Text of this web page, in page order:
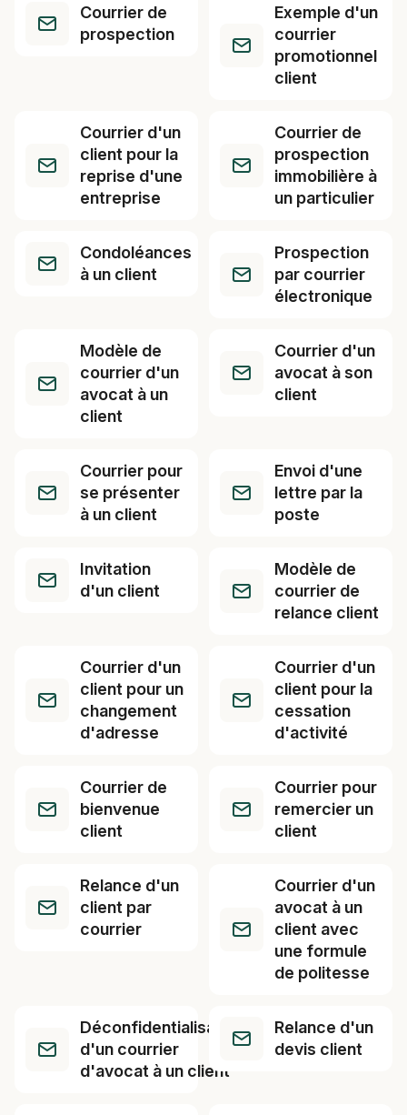
Courrier de
prospection
Exemple d'un
courrier
promotionnel
client
Courrier d'un
client pour la
reprise d'une
entreprise
Courrier de
prospection
immobilière à
un particulier
Condoléances
à un client
Prospection
par courrier
électronique
Modèle de
courrier d'un
avocat à un
client
Courrier d'un
avocat à son
client
Courrier pour
se présenter
à un client
Envoi d'une
lettre par la
poste
Invitation
d'un client
Modèle de
courrier de
relance client
Courrier d'un
client pour un
changement
d'adresse
Courrier d'un
client pour la
cessation
d'activité
Courrier de
bienvenue
client
Courrier pour
remercier un
client
Relance d'un
client par
courrier
Courrier d'un
avocat à un
client avec
une formule
de politesse
Déconfidentialisation
d'un courrier
d'avocat à un client
Relance d'un
devis client